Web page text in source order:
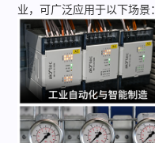
业，可广泛应用于以下场景：